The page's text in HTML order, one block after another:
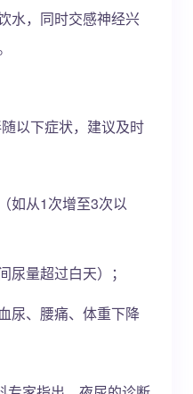
水，同时交感神经兴
以下症状，建议及时
如从1次增至3次以
尿量超过白天）；
尿、腰痛、体重下降